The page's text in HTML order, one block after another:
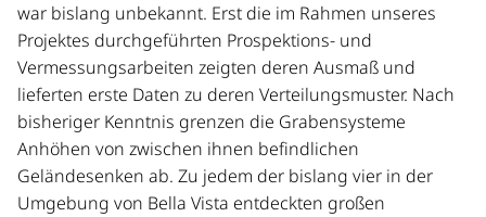
war bislang unbekannt. Erst die im Rahmen unseres
Projektes durchgeführten Prospektions- und
Vermessungsarbeiten zeigten deren Ausmaß und
lieferten erste Daten zu deren Verteilungsmuster. Nach
bisheriger Kenntnis grenzen die Grabensysteme
Anhöhen von zwischen ihnen befindlichen
Geländesenken ab. Zu jedem der bislang vier in der
Umgebung von Bella Vista entdeckten großen